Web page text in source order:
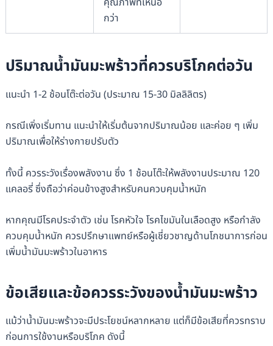
กว่า
ปริมาณน้ำมันมะพร้าวที่ควรบริโภคต่อวัน
แนะนำ 1-2 ช้อนโต๊ะต่อวัน (ประมาณ 15-30 มิลลิลิตร)
กรณีเพิ่งเริ่มทาน แนะนำให้เริ่มต้นจากปริมาณน้อย และค่อย ๆ เพิ่ม
ปริมาณเพื่อให้ร่างกายปรับตัว
ทั้งนี้ ควรระวังเรื่องพลังงาน ซึ่ง 1 ช้อนโต๊ะให้พลังงานประมาณ 120
แคลอรี่ ซึ่งถือว่าค่อนข้างสูงสำหรับคนควบคุมน้ำหนัก
หากคุณมีโรคประจำตัว เช่น โรคหัวใจ โรคไขมันในเลือดสูง หรือกำลัง
ควบคุมน้ำหนัก ควรปรึกษาแพทย์หรือผู้เชี่ยวชาญด้านโภชนาการก่อน
เพิ่มน้ำมันมะพร้าวในอาหาร
ข้อเสียและข้อควรระวังของน้ำมันมะพร้าว
แม้ว่าน้ำมันมะพร้าวจะมีประโยชน์หลากหลาย แต่ก็มีข้อเสียที่ควรทราบ
ก่อนการใช้งานหรือบริโภค ดังนี้